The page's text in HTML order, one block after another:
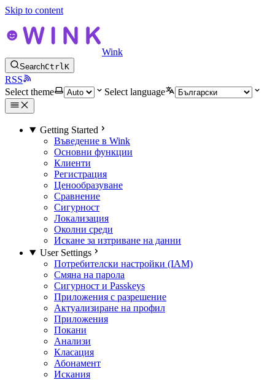
Skip to content
Wink
SearchCtrlK
RSS
Select theme
Select language
Getting Started
Въведение в Wink
Основни функции
Клиенти
Регистрация
Ценообразуване
Сравнение
Сигурност
Локализация
Околни среди
Искане за изтриване на данни
User Settings
Потребителски настройки (IAM)
Смяна на парола
Сигурност и Passkeys
Приложения с разрешение
Актуализиране на профил
Приложения
Покани
Анализи
Класация
Абонамент
Искания